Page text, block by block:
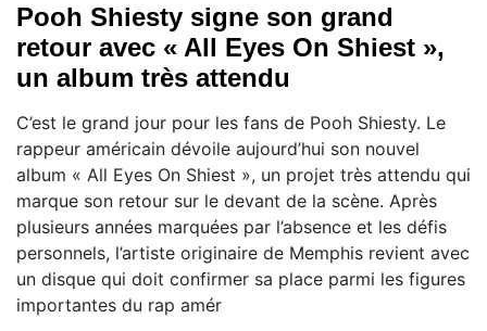
Pooh Shiesty signe son grand
retour avec « All Eyes On Shiest »,
un album très attendu
C’est le grand jour pour les fans de Pooh Shiesty. Le
rappeur américain dévoile aujourd’hui son nouvel
album « All Eyes On Shiest », un projet très attendu qui
marque son retour sur le devant de la scène. Après
plusieurs années marquées par l’absence et les défis
personnels, l’artiste originaire de Memphis revient avec
un disque qui doit confirmer sa place parmi les figures
importantes du rap amér